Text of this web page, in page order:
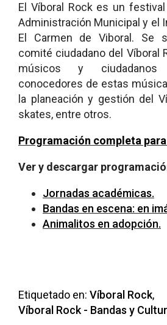
El Víboral Rock es un
Administración Municipal y el
El Carmen de Viboral. Se
comité ciudadano del Víboral
músicos y
conocedores de estas
la planeación y gestión del
skates, entre otros.
Programación completa
Ver y descargar
Jornadas académicas.
Bandas en escena: en
Animalitos en adopción.
Etiquetado en: Víboral Rock
Víboral Rock - Bandas y